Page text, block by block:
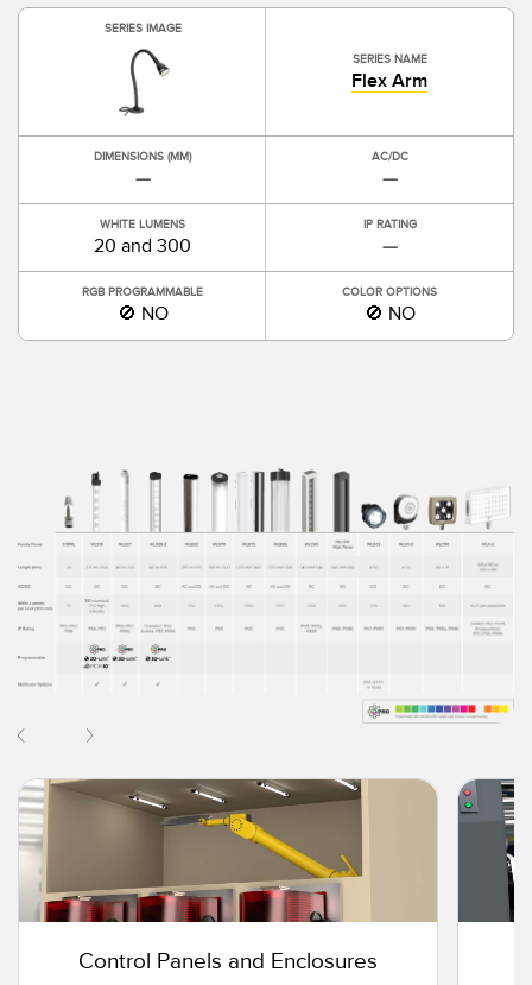
SERIES IMAGE
SERIES NAME
Flex Arm
DIMENSIONS (MM)
—
AC/DC
—
WHITE LUMENS
20 and 300
IP RATING
—
RGB PROGRAMMABLE
🚫 NO
COLOR OPTIONS
🚫 NO
Control Panels and Enclosures